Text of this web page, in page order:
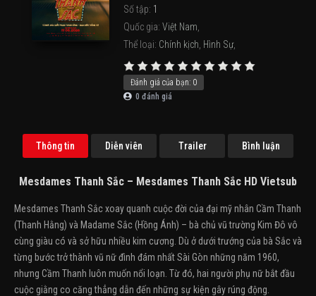
Số tập: 1
Quốc gia: Việt Nam
Thể loại: Chính kịch Hình Sự,
Đánh giá của bạn: 0
0 đánh giá
Thông tin Diễn viên Trailer Bình luận
Mesdames Thanh Sắc – Mesdames Thanh Sắc HD Vietsub
Mesdames Thanh Sắc xoay quanh cuộc đời của đại mỹ nhân Cầm Thanh
(Thanh Hằng) và Madame Sắc (Hồng Ánh) – bà chủ vũ trường Kim Đô vô
cùng giàu có và sở hữu nhiều kim cương. Dù ở dưới trướng của bà Sắc và
từng bước trở thành vũ nữ đình đám nhất Sài Gòn những năm 1960,
nhưng Cầm Thanh luôn muốn nổi loạn. Từ đó, hai người phụ nữ bắt đầu
cuộc giằng co căng thẳng dẫn đến những sự kiện gây rúng động.